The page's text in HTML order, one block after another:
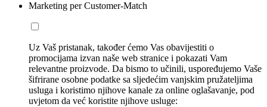
Marketing per Customer-Match
Uz Vaš pristanak, također ćemo Vas obavijestiti o
promocijama izvan naše web stranice i pokazati Vam
relevantne proizvode. Da bismo to učinili, uspoređujemo Vaše
šifrirane osobne podatke sa sljedećim vanjskim pružateljima
usluga i koristimo njihove kanale za online oglašavanje, pod
uvjetom da već koristite njihove usluge: